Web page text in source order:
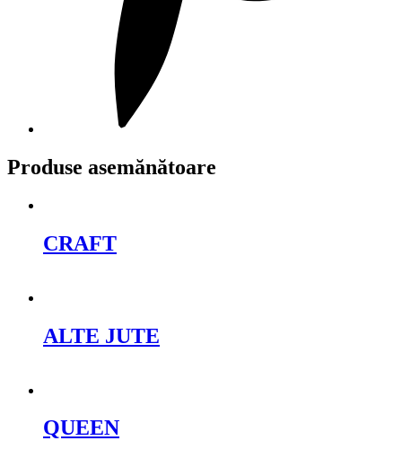
Produse asemănătoare
CRAFT
ALTE JUTE
QUEEN